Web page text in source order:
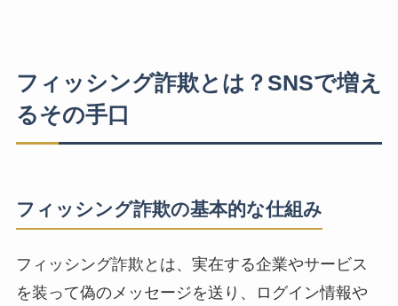
フィッシング詐欺とは？SNSで増え
るその手口
フィッシング詐欺の基本的な仕組み
フィッシング詐欺とは、実在する企業やサービス
を装って偽のメッセージを送り、ログイン情報や